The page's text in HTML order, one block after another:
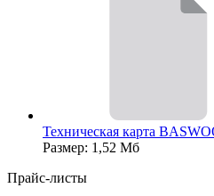
Техническая карта
Размер: 1,52 Мб
Прайс-листы